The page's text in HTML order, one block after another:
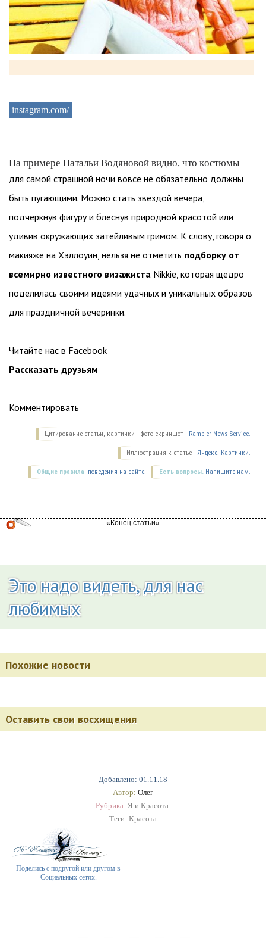
Добавлено: 01.11.18
Автор: Олег
Рубрика: Я и Красота.
Теги: Красота
Поделись с подругой или другом в
Социальных сетях.
instagram.com/
На примере Натальи Водяновой видно, что костюмы
для самой страшной ночи вовсе не обязательно должны
быть пугающими. Можно стать звездой вечера,
подчеркнув фигуру и блеснув природной красотой или
удивив окружающих затейливым гримом. К слову, говоря о
макияже на Хэллоуин, нельзя не отметить подборку от
всемирно известного визажиста Nikkie, которая щедро
поделилась своими идеями удачных и уникальных образов
для праздничной вечеринки.
Читайте нас в Facebook
Рассказать друзьям
Комментировать
Цитирование статьи, картинки - фото скриншот - Rambler News Service.
Иллюстрация к статье - Яндекс. Картинки.
Есть вопросы. Напишите нам.
Общие правила поведения на сайте.
Это надо видеть, для нас
любимых
Похожие новости
Оставить свои восхищения